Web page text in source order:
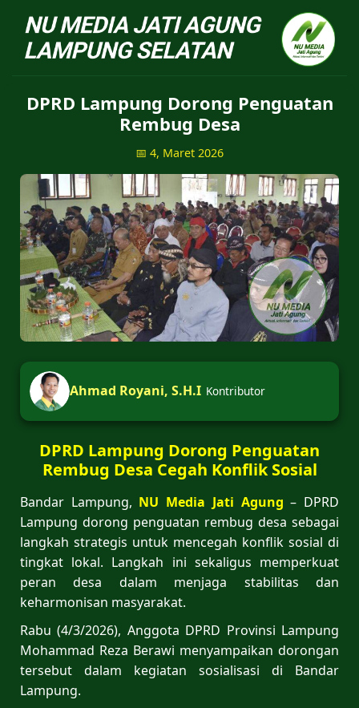
NU Jatiagung - Situs
DPRD Lampung Dorong Penguatan
Rembug Desa
📅 4, Maret 2026
Ahmad Royani, S.H.I Kontributor
DPRD Lampung Dorong Penguatan
Rembug Desa Cegah Konflik Sosial
Bandar Lampung, NU Media Jati Agung – DPRD
Lampung dorong penguatan rembug desa sebagai
langkah strategis untuk mencegah konflik sosial di
tingkat lokal. Langkah ini sekaligus memperkuat
peran desa dalam menjaga stabilitas dan
keharmonisan masyarakat.
Rabu (4/3/2026), Anggota DPRD Provinsi Lampung
Mohammad Reza Berawi menyampaikan dorongan
tersebut dalam kegiatan sosialisasi di Bandar
Lampung.